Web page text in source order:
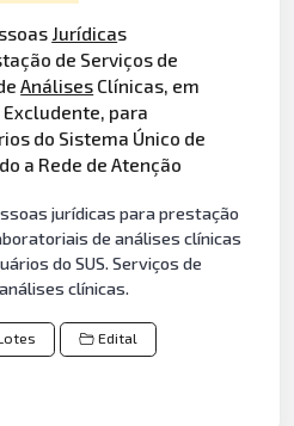
Jurídicas
de Serviços de
Análises Clínicas, em
para
do Sistema Único de
a Rede de Atenção
jurídicas para prestação
de análises clínicas
do SUS. Serviços de
clínicas.
Edital